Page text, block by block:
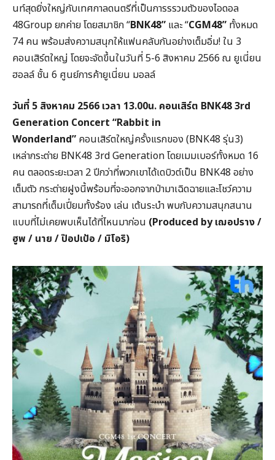
นท์สุดยิ่งใหญ่กับเทศกาลดนตรีที่เป็นการรรวมตัวของไอดอล
48Group ยกค่าย โดยสมาชิก “BNK48” และ “CGM48” ทั้งหมด
74 คน พร้อมส่งความสนุกให้แฟนคลับกันอย่างเต็มอิ่ม! ใน 3
คอนเสิร์ตใหญ่ โดยจะจัดขึ้นในวันที่ 5-6 สิงหาคม 2566 ณ ยูเนี่ยน
ฮอลล์ ชั้น 6 ศูนย์การค้ายูเนี่ยน มอลล์
วันที่ 5 สิงหาคม 2566 เวลา 13.00น. คอนเสิร์ต BNK48 3rd
Generation Concert “Rabbit in
Wonderland” คอนเสิร์ตใหญ่ครั้งแรกของ (BNK48 รุ่น3)
เหล่ากระต่าย BNK48 3rd Generation โดยเมมเบอร์ทั้งหมด 16
คน ตลอดระยะเวลา 2 ปีกว่าที่พวกเขาได้เดบิวต์เป็น BNK48 อย่าง
เต็มตัว กระต่ายฝูงนี้พร้อมที่จะออกจากป่ามาเฉิดฉายและโชว์ความ
สามารถที่เต็มเปี่ยมทั้งร้อง เล่น เต้นระบำ พบกับความสนุกสนาน
แบบที่ไม่เคยพบเห็นได้ที่ไหนมาก่อน (Produced byเฌอปราง /
ฮูพ / นาย / ป๊อปเป้อ / มิโอริ)